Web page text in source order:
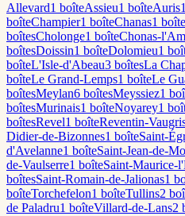
Allevard1 boîteAssieu1 boîteAuris1
boîteChampier1 boîteChanas1 boîte
boîtesCholonge1 boîteChonas-
boîtesDoissin1 boîteDolomieu1
boîteL'Isle-d'Abeau3 boîtesLa
boîteLe Grand-Lemps1 boîteLe
boîtesMeylan6 boîtesMeyssiez1
boîtesMurinais1 boîteNoyarey1
boîtesRevel1 boîteReventin-
Didier-de-Bizonnes1 boîteSaint-
d'Avelanne1 boîteSaint-Jean-de-
de-Vaulserre1 boîteSaint-Maurice-
boîtesSaint-Romain-de-Jalionas1
boîteTorchefelon1 boîteTullins2
de Paladru1 boîteVillard-de-Lans2